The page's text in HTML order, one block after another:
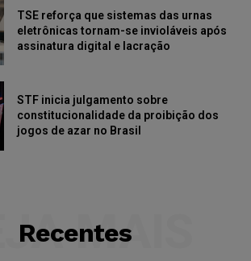
TSE reforça que sistemas das urnas
eletrônicas tornam-se invioláveis após
assinatura digital e lacração
STF inicia julgamento sobre
constitucionalidade da proibição dos
jogos de azar no Brasil
Recentes
MAIS